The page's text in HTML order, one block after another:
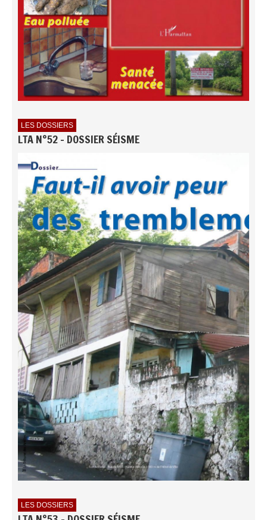
LES DOSSIERS
LTA N°52 - DOSSIER SÉISME
LES DOSSIERS